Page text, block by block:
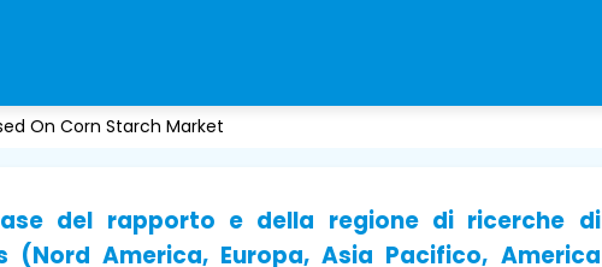
On Corn Starch Market
del rapporto e della regione di ricerche di
America, Europa, Asia Pacifico, America